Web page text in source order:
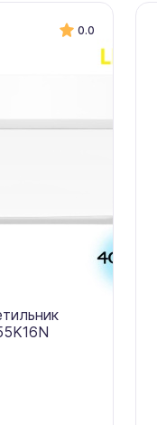
0.0